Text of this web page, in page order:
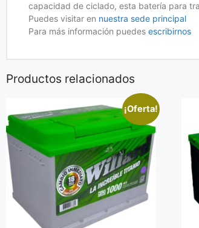
capacidad de ciclado, esta batería para
Puedes visitar en nuestra sede principal
Para más información puedes escribirnos
Productos relacionados
¡Oferta!